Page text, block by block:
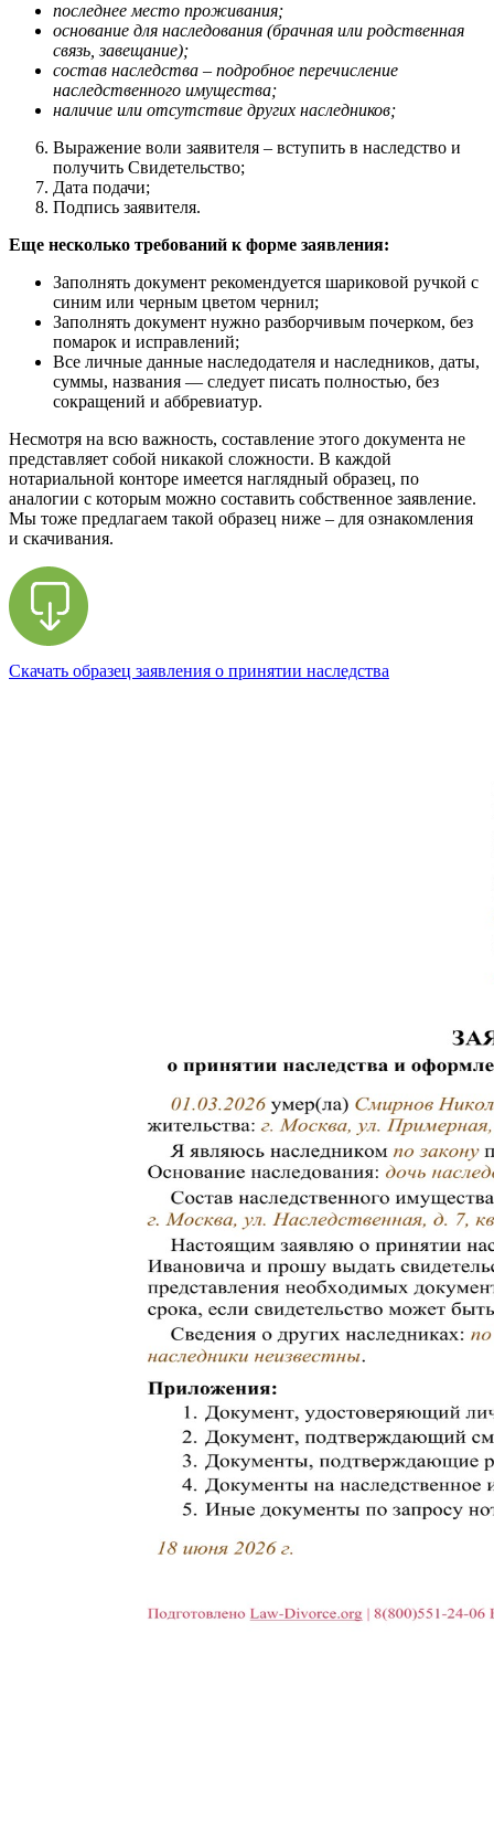
последнее место проживания;
основание для наследования (брачная или родственная
связь, завещание);
состав наследства – подробное перечисление
наследственного имущества;
наличие или отсутствие других наследников;
Выражение воли заявителя – вступить в наследство и
получить Свидетельство;
Дата подачи;
Подпись заявителя.
Еще несколько требований к форме заявления:
Заполнять документ рекомендуется шариковой ручкой с
синим или черным цветом чернил;
Заполнять документ нужно разборчивым почерком, без
помарок и исправлений;
Все личные данные наследодателя и наследников, даты,
суммы, названия — следует писать полностью, без
сокращений и аббревиатур.
Несмотря на всю важность, составление этого документа не
представляет собой никакой сложности. В каждой
нотариальной конторе имеется наглядный образец, по
аналогии с которым можно составить собственное заявление.
Мы тоже предлагаем такой образец ниже – для ознакомления
и скачивания.
Скачать образец заявления о принятии наследства